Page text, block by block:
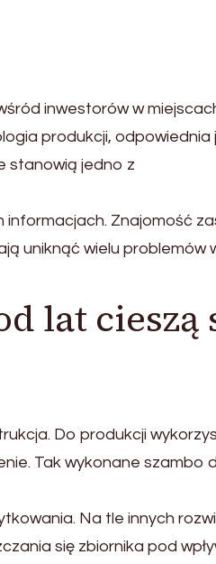
inwestorów w
produkcji, odpowiednia
stanowią jedno z
Znajomość
uniknąć wielu problemów
lat cieszą
Do produkcji
Tak wykonane szambo
Na tle innych
się zbiornika pod